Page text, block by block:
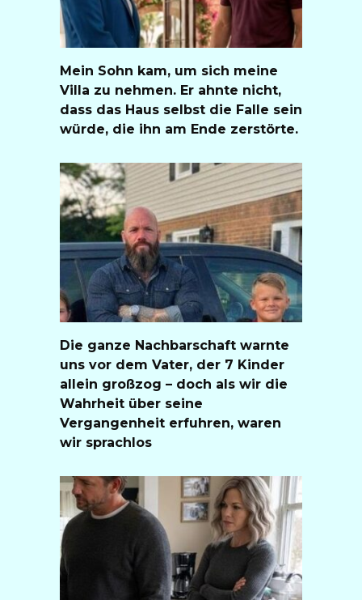
Mein Sohn kam, um sich meine
Villa zu nehmen. Er ahnte nicht,
dass das Haus selbst die Falle sein
würde, die ihn am Ende zerstörte.
Die ganze Nachbarschaft warnte
uns vor dem Vater, der 7 Kinder
allein großzog – doch als wir die
Wahrheit über seine
Vergangenheit erfuhren, waren
wir sprachlos